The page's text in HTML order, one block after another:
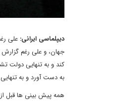
دیپلماسی ایرانی: علی
جهان، و علی رغم گزارش
کند و به تنهایی دولت
به دست آورد و به
همه پیش بینی ها قبل